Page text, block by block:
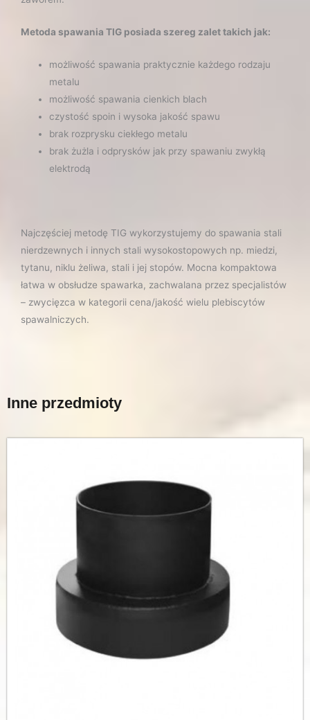
Metoda spawania TIG posiada szereg zalet takich jak:
możliwość spawania praktycznie każdego rodzaju
metalu
możliwość spawania cienkich blach
czystość spoin i wysoka jakość spawu
brak rozprysku ciekłego metalu
brak żużla i odprysków jak przy spawaniu zwykłą
elektrodą
Najczęściej metodę TIG wykorzystujemy do spawania stali
nierdzewnych i innych stali wysokostopowych np. miedzi,
tytanu, niklu żeliwa, stali i jej stopów. Mocna kompaktowa
łatwa w obsłudze spawarka, zachwalana przez specjalistów
– zwycięzca w kategorii cena/jakość wielu plebiscytów
spawalniczych.
Inne przedmioty